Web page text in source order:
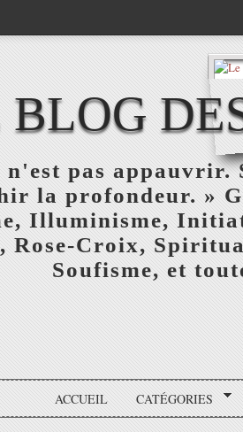
BLOG
pas appauvrir.
la profondeur. »
Illuminisme,
Rose-Croix,
Soufisme, et
ACCUEIL CATÉGORIES